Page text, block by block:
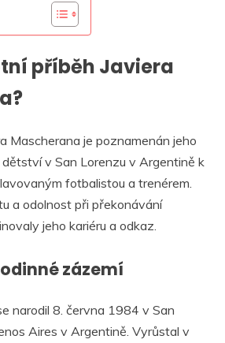
příběh Javiera
Mascherana je poznamenán jeho
v San Lorenzu v Argentině k
fotbalistou a trenérem.
a odolnost při překonávání
jeho kariéru a odkaz.
zázemí
narodil 8. června 1984 v San
Aires v Argentině. Vyrůstal v